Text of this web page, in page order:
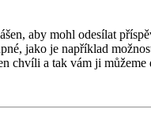
aby mohl odesílat
jako je například
chvíli a tak vám ji můžeme